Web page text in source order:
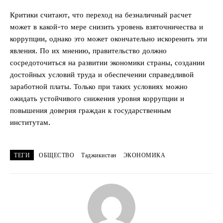
Критики считают, что переход на безналичный расчет
может в какой-то мере снизить уровень взяточничества и
коррупции, однако это может окончательно искоренить эти
явления. По их мнению, правительство должно
сосредоточиться на развитии экономики страны, создании
достойных условий труда и обеспечении справедливой
заработной платы. Только при таких условиях можно
ожидать устойчивого снижения уровня коррупции и
повышения доверия граждан к государственным
институтам.
ТЕГИ ОБЩЕСТВО Таджикистан ЭКОНОМИКА